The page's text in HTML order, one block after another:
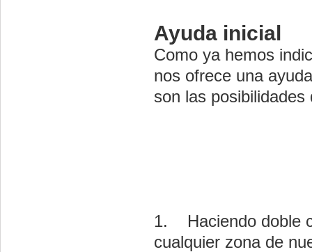
Ayuda inicial
Como ya hemos
nos ofrece una
son las posibilidades
1. Haciendo doble
cualquier zona de